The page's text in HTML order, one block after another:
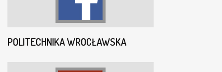
POLITECHNIKA WROCŁAWSKA